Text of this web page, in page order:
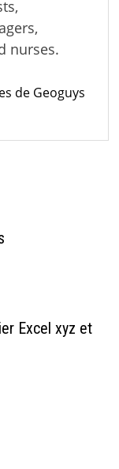
nurses.
de Geoguys
Excel xyz et